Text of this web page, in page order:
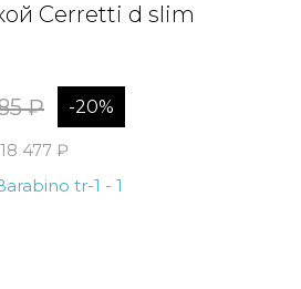
Cerretti d slim
₽ -20%
477 ₽